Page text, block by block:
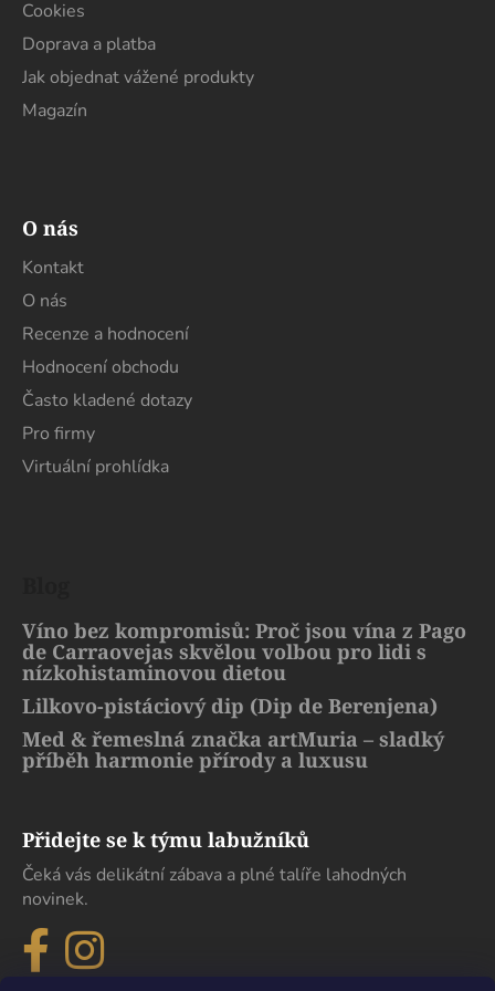
Cookies
Doprava a platba
Jak objednat vážené produkty
Magazín
O nás
Kontakt
O nás
Recenze a hodnocení
Hodnocení obchodu
Často kladené dotazy
Pro firmy
Virtuální prohlídka
Víno bez kompromisů: Proč jsou vína z Pago
de Carraovejas skvělou volbou pro lidi s
nízkohistaminovou dietou
Lilkovo-pistáciový dip (Dip de Berenjena)
Med & řemeslná značka artMuria – sladký
příběh harmonie přírody a luxusu
Přidejte se k týmu labužníků
Čeká vás delikátní zábava a plné talíře lahodných
novinek.